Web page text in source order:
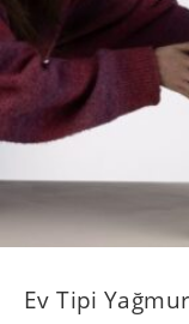
Ev Tipi